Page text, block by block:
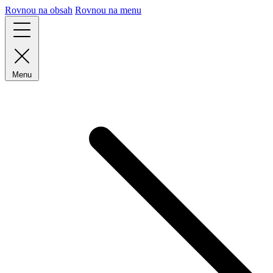
Rovnou na obsah Rovnou na menu
Menu